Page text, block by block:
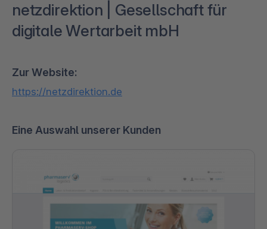
netzdirektion | Gesellschaft für
digitale Wertarbeit mbH
Zur Website:
https://netzdirektion.de
Eine Auswahl unserer Kunden